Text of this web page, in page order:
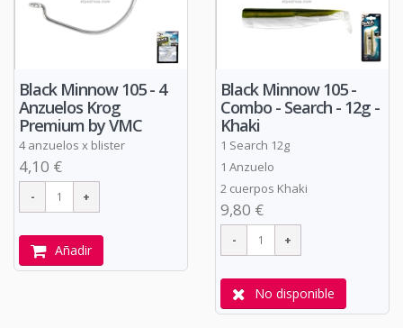
Black Minnow 105 - 4
Anzuelos Krog
Premium by VMC
4 anzuelos x blister
4,10 €
Añadir
Black Minnow 105 -
Combo - Search - 12g -
Khaki
1 Search 12g
1 Anzuelo
2 cuerpos Khaki
9,80 €
No disponible